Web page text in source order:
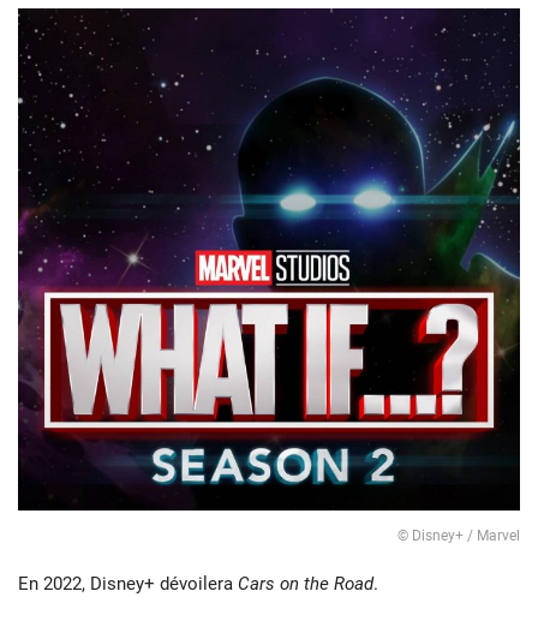
© Disney+ / Marvel
En 2022, Disney+ dévoilera Cars on the Road.